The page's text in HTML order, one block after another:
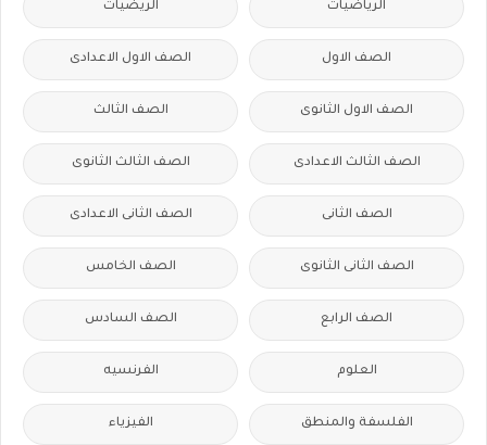
الرياضيات الريضيات
الصف الاول الصف الاول الاعدادى
الصف الاول الثانوى الصف الثالث
الصف الثالث الاعدادى الصف الثالث الثانوى
الصف الثانى الصف الثانى الاعدادى
الصف الثانى الثانوى الصف الخامس
الصف الرابع الصف السادس
العلوم الفرنسيه
الفلسفة والمنطق الفيزياء